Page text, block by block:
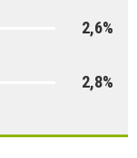
2,6%
2,8%